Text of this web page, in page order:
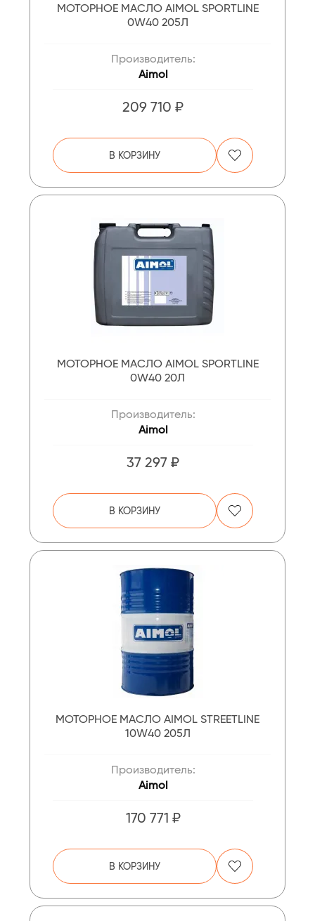
МОТОРНОЕ МАСЛО AIMOL SPORTLINE
0W40 205Л
Производитель:
Aimol
209 710 ₽
В КОРЗИНУ
МОТОРНОЕ МАСЛО AIMOL SPORTLINE
0W40 20Л
Производитель:
Aimol
37 297 ₽
В КОРЗИНУ
МОТОРНОЕ МАСЛО AIMOL STREETLINE
10W40 205Л
Производитель:
Aimol
170 771 ₽
В КОРЗИНУ